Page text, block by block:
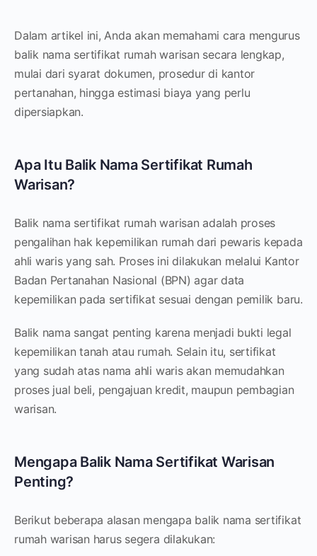
Dalam artikel ini, Anda akan memahami cara mengurus
balik nama sertifikat rumah warisan secara lengkap,
mulai dari syarat dokumen, prosedur di kantor
pertanahan, hingga estimasi biaya yang perlu
dipersiapkan.
Apa Itu Balik Nama Sertifikat Rumah
Warisan?
Balik nama sertifikat rumah warisan adalah proses
pengalihan hak kepemilikan rumah dari pewaris kepada
ahli waris yang sah. Proses ini dilakukan melalui Kantor
Badan Pertanahan Nasional (BPN) agar data
kepemilikan pada sertifikat sesuai dengan pemilik baru.
Balik nama sangat penting karena menjadi bukti legal
kepemilikan tanah atau rumah. Selain itu, sertifikat
yang sudah atas nama ahli waris akan memudahkan
proses jual beli, pengajuan kredit, maupun pembagian
warisan.
Mengapa Balik Nama Sertifikat Warisan
Penting?
Berikut beberapa alasan mengapa balik nama sertifikat
rumah warisan harus segera dilakukan: